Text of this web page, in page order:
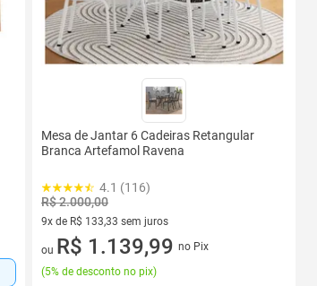
Mesa de Jantar 6 Cadeiras Retangular
Branca Artefamol Ravena
4.1 (116)
R$ 2.000,00
9x de R$ 133,33 sem juros
9 vez de R$ 133,33 sem juros
ou R$ 1.139,99 no Pix
(5% de desconto no pix)